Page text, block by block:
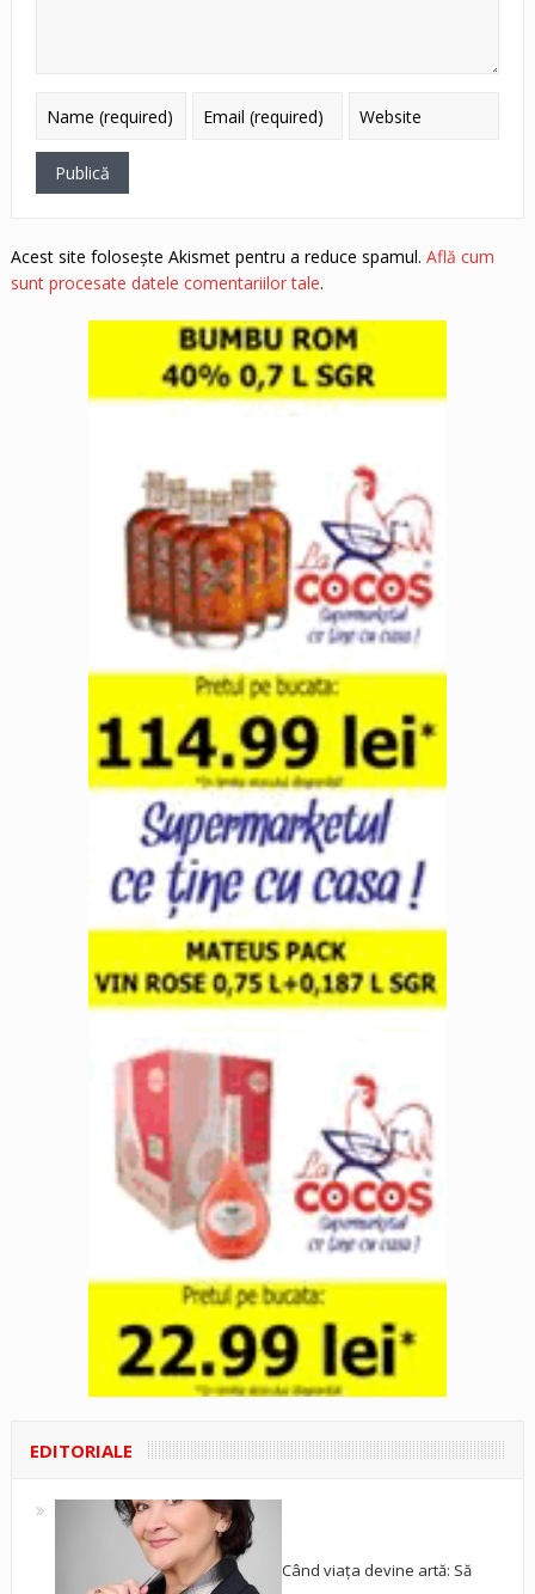
Acest site folosește Akismet pentru a reduce spamul. Află cum
sunt procesate datele comentariilor tale.
EDITORIALE
Când viața devine artă: Să